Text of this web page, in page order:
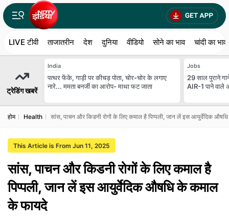
LIVE टीवी ताजातरीन देश दुनिया वीडियो सोने का भाव चांदी का भाव
ट्रेडिंग खबरें
India
पत्थर फेंके, गाड़ी पर कीचड़ पोता, चोर-चोर के लगाए
नारे... ममता बनर्जी का आरोप- माथा फट जाता
Jobs
29 साल पुराने
AIR-1 पाने वाले
होम Health सांस, पाचन और किडनी रोगों के लिए कमाल है पिप्पली, जान लें इस आयुर्वेदिक
This Article is From Jun 11, 2025
सांस, पाचन और किडनी रोगों के लिए कमाल है
पिप्पली, जान लें इस आयुर्वेदिक औषधि के कमाल
के फायदे